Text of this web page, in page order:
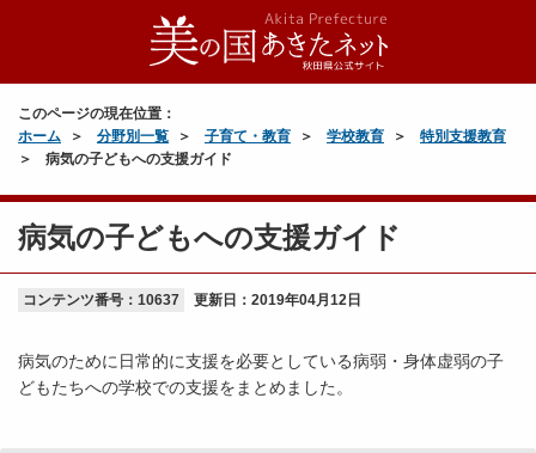
このページの現在位置：
ホーム
分野別一覧 子育て・教育 学校教育
特別支援教育
病気の子どもへの支援ガイド
病気の子どもへの支援ガイド
コンテンツ番号：10637 更新日： 2019年04月12日
病気のために日常的に支援を必要としている病弱・身体虚弱の子
どもたちへの学校での支援をまとめました。